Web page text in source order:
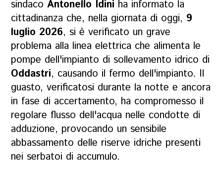
sindacoAntonello Idini ha informato la
cittadinanza che, nella giornata di oggi, 9
luglio 2026, si è verificato un grave
problema alla linea elettrica che alimenta le
pompe dell'impianto di sollevamento idrico di
Oddastri, causando il fermo dell'impianto. Il
guasto, verificatosi durante la notte e ancora
in fase di accertamento, ha compromesso il
regolare flusso dell'acqua nelle condotte di
adduzione, provocando un sensibile
abbassamento delle riserve idriche presenti
nei serbatoi di accumulo.